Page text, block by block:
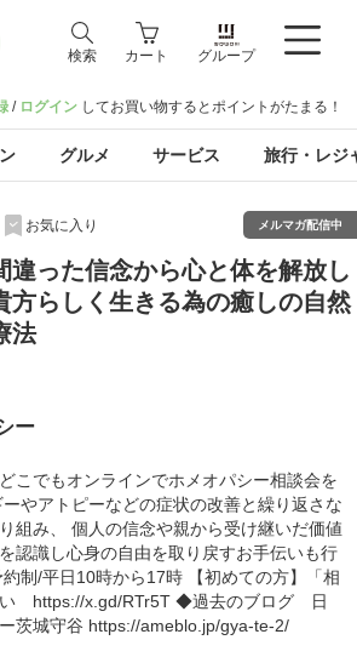
検索 カート グループ
/ ログイン してお買い物するとポイントがたまる！
グルメ サービス 旅行・レジ
お気に入り メルマガ配信中
違った信念から心と体を解放し
方らしく生きる為の癒しの自然
法
ー
こでもオンラインでホメオパシー相談会を
やアトピーなどの症状の改善と繰り返さな
組み、 個人の信念や親から受け継いだ価値
認識し心身の自由を取り戻すお手伝いも行
制/平日10時から17時 【初めての方】「相
い https://x.gd/RTr5T ◆過去のブログ 日
茨城守谷 https://ameblo.jp/gya-te-2/